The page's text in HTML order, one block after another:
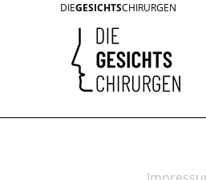
DIEGESICHTSCHIRURGEN